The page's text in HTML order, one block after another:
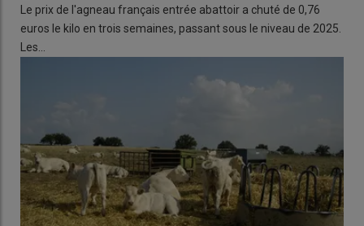
Le prix de l'agneau français entrée abattoir a chuté de 0,76
euros le kilo en trois semaines, passant sous le niveau de 2025.
Les…